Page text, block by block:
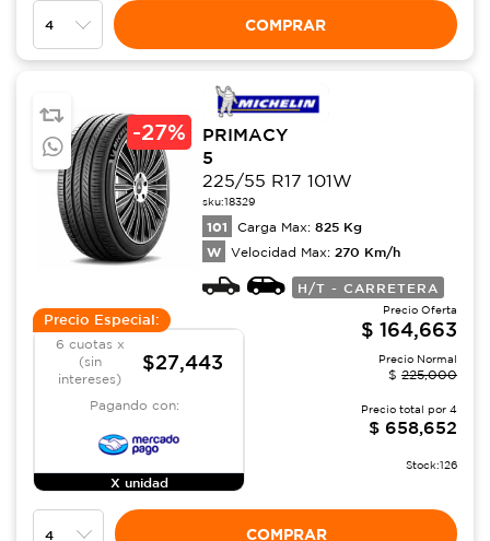
COMPRAR
-27%
PRIMACY
5
225/55 R17 101W
sku:18329
101 Carga Max: 825 Kg
W Velocidad Max: 270 Km/h
H/T - CARRETERA
Precio Especial:
6 cuotas x
(sin
intereses)
$27,443
Pagando con:
X unidad
Precio Oferta
$ 164,663
Precio Normal
$ 225,000
Precio total por 4
$ 658,652
Stock:126
COMPRAR